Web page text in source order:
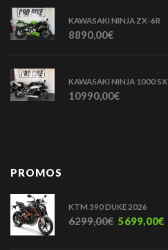
KAWASAKI NINJA ZX-6R
8890,00€
KAWASAKI NINJA 1000 SX
10990,00€
PROMOS
KTM 390 DUKE 2026
6299,00€ 5699,00€